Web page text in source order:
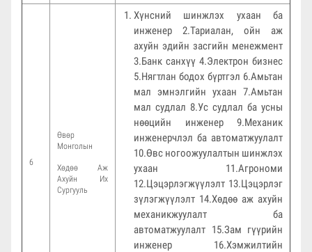
6
Өвөр
Монголын
Хөдөө Аж
Ахуйн Их
Сургууль
Хүнсний шинжлэх ухаан ба
инженер 2.Тариалан, ойн аж
ахуйн эдийн засгийн менежмент
3.Банк санхүү 4.Электрон бизнес
5.Нягтлан бодох бүртгэл 6.Амьтан
мал эмнэлгийн ухаан 7.Амьтан
мал судлал 8.Ус судлал ба усны
нөөцийн инженер 9.Механик
инженерчлэл ба автоматжуулалт
10.Өвс ногоожуулалтын шинжлэх
ухаан 11.Агрономи
12.Цэцэрлэгжүүлэлт 13.Цэцэрлэг
зүлэгжүүлэлт 14.Хөдөө аж ахуйн
механикжуулалт ба
автоматжуулалт 15.Зам гүүрийн
инженер 16.Хэмжилтийн